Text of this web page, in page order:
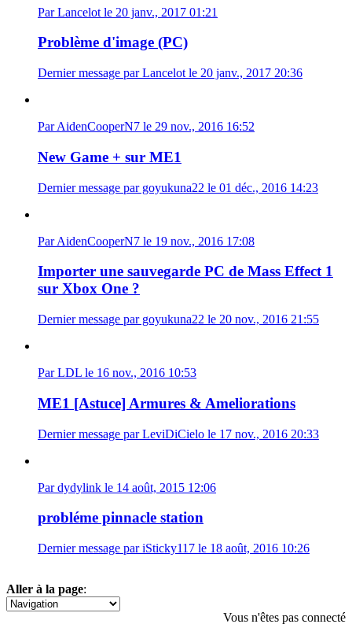
Par Lancelot le 20 janv., 2017 01:21
Problème d'image (PC)
Dernier message par Lancelot le 20 janv., 2017 20:36
Par AidenCooperN7 le 29 nov., 2016 16:52
New Game + sur ME1
Dernier message par goyukuna22 le 01 déc., 2016 14:23
Par AidenCooperN7 le 19 nov., 2016 17:08
Importer une sauvegarde PC de Mass Effect 1
sur Xbox One ?
Dernier message par goyukuna22 le 20 nov., 2016 21:55
Par LDL le 16 nov., 2016 10:53
ME1 [Astuce] Armures & Ameliorations
Dernier message par LeviDiCielo le 17 nov., 2016 20:33
Par dydylink le 14 août, 2015 12:06
probléme pinnacle station
Dernier message par iSticky117 le 18 août, 2016 10:26
Aller à la page:
1 2
Vous n'êtes pas connecté